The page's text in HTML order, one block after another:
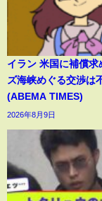
イラン 米国に補償求
ズ海峡めぐる交渉は
(ABEMA TIMES)
2026年8月9日